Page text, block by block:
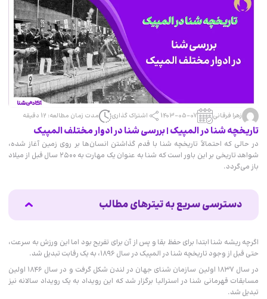
زهرا فرقانی 1403-05-07 اشتراک گذاری مدت زمان مطالعه: 12 دقیقه
تاریخچه شنا در المپیک | بررسی شنا در ادوار مختلف المپیک
در حالی که احتمالاً تاریخچه شنا با قدم گذاشتن انسان‌ها بر روی زمین آغاز شده،
شواهد تاریخی بر این باور است که شنا به عنوان یک مهارت به ۲۵۰۰ سال قبل از میلاد
باز می‌گردد.
دسترسی سریع به تیترهای مطالب
تاریخچه شنای زنان در المپیک
شنا در المپیک 2012 لندن
شنا در المپیک 2016 ریو
شنا در المپیک 2020 توکیو
شنا در المپیک 2024 پاریس
اگرچه ریشه شنا ابتدا برای حفظ بقا و پس از آن برای تفریح بود اما این ورزش به سرعت،
حتی قبل از وجود تاریخچه شنا در المپیک در سال ۱۸۹۶، به یک رقابت تبدیل شد.
در سال ۱۸۳۷ اولین سازمان شنای جهان در لندن شکل گرفت و در سال ۱۸۴۶ اولین
مسابقات قهرمانی شنا در استرالیا برگزار شد که این رویداد به یک رویداد سالانه نیز
تبدیل شد.